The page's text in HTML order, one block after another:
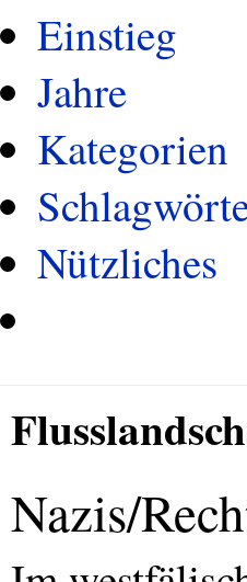
Einstieg
Jahre
Kategorien
Nützliches
Nazis/